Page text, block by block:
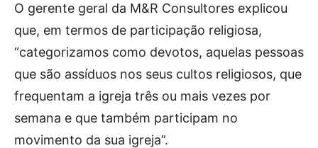
O gerente geral da M&R Consultores explicou
que, em termos de participação religiosa,
“categorizamos como devotos, aquelas pessoas
que são assíduos nos seus cultos religiosos, que
frequentam a igreja três ou mais vezes por
semana e que também participam no
movimento da sua igreja”.